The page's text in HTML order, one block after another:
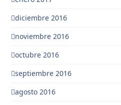
diciembre 2016
noviembre 2016
octubre 2016
septiembre 2016
agosto 2016